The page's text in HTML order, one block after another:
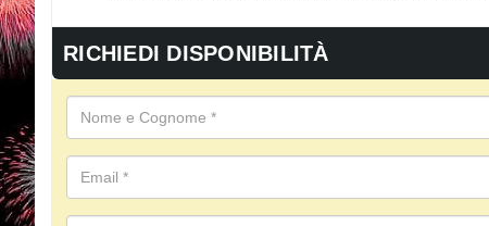
RICHIEDI DISPONIBILITÀ